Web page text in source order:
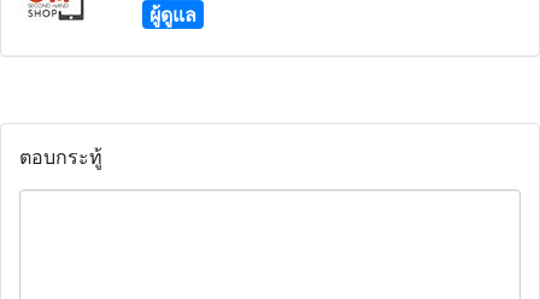
ผู้ดูแล
ตอบกระทู้